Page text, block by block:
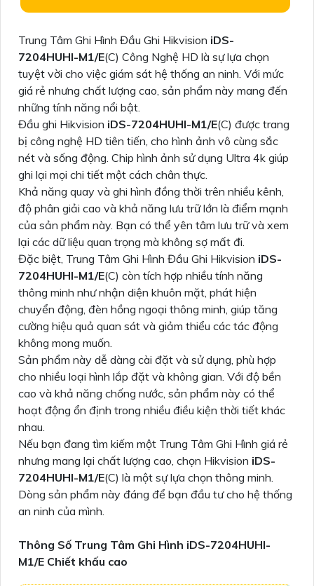
Trung Tâm Ghi Hình Đầu Ghi Hikvision iDS-
7204HUHI-M1/E(C) Công Nghệ HD là sự lựa chọn
tuyệt vời cho việc giám sát hệ thống an ninh. Với mức
giá rẻ nhưng chất lượng cao, sản phẩm này mang đến
những tính năng nổi bật.
Đầu ghi Hikvision iDS-7204HUHI-M1/E(C) được trang
bị công nghệ HD tiên tiến, cho hình ảnh vô cùng sắc
nét và sống động. Chip hình ảnh sử dụng Ultra 4k giúp
ghi lại mọi chi tiết một cách chân thực.
Khả năng quay và ghi hình đồng thời trên nhiều kênh,
độ phân giải cao và khả năng lưu trữ lớn là điểm mạnh
của sản phẩm này. Bạn có thể yên tâm lưu trữ và xem
lại các dữ liệu quan trọng mà không sợ mất đi.
Đặc biệt, Trung Tâm Ghi Hình Đầu Ghi Hikvision iDS-
7204HUHI-M1/E(C) còn tích hợp nhiều tính năng
thông minh như nhận diện khuôn mặt, phát hiện
chuyển động, đèn hồng ngoại thông minh, giúp tăng
cường hiệu quả quan sát và giảm thiểu các tác động
không mong muốn.
Sản phẩm này dễ dàng cài đặt và sử dụng, phù hợp
cho nhiều loại hình lắp đặt và không gian. Với độ bền
cao và khả năng chống nước, sản phẩm này có thể
hoạt động ổn định trong nhiều điều kiện thời tiết khác
nhau.
Nếu bạn đang tìm kiếm một Trung Tâm Ghi Hình giá rẻ
nhưng mang lại chất lượng cao, chọn Hikvision iDS-
7204HUHI-M1/E(C) là một sự lựa chọn thông minh.
Dòng sản phẩm này đáng để bạn đầu tư cho hệ thống
an ninh của mình.
Thông Số Trung Tâm Ghi Hình iDS-7204HUHI-
M1/E Chiết khấu cao